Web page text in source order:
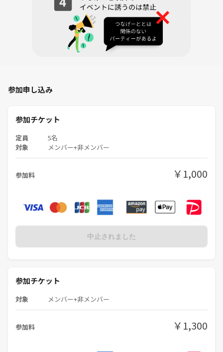
参加申し込み
参加チケット
定員 5名
対象 メンバー+非メンバー
参加料 ￥1,000
中止されました
参加チケット
対象 メンバー+非メンバー
参加料 ￥1,300